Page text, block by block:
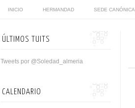
INICIO HERMANDAD SEDE CANÓNICA
ÚLTIMOS TUITS
Tweets por @Soledad_almeria
CALENDARIO